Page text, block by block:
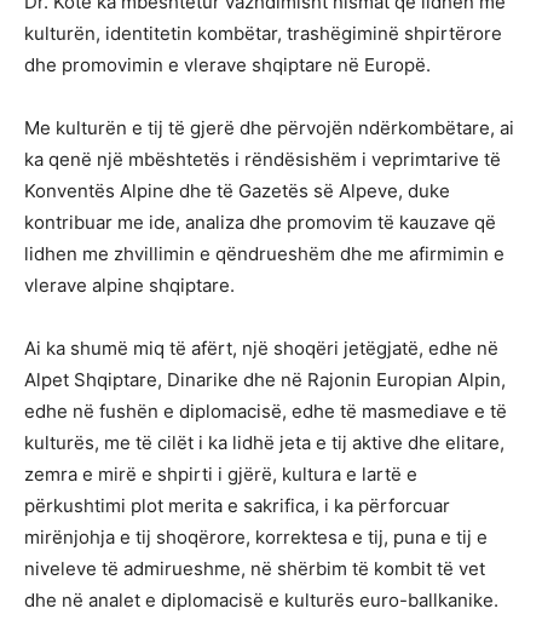
kulturën, identitetin kombëtar, trashëgiminë shpirtërore
dhe promovimin e vlerave shqiptare në Europë.
Me kulturën e tij të gjerë dhe përvojën ndërkombëtare, ai
ka qenë një mbështetës i rëndësishëm i veprimtarive të
Konventës Alpine dhe të Gazetës së Alpeve, duke
kontribuar me ide, analiza dhe promovim të kauzave që
lidhen me zhvillimin e qëndrueshëm dhe me afirmimin e
vlerave alpine shqiptare.
Ai ka shumë miq të afërt, një shoqëri jetëgjatë, edhe në
Alpet Shqiptare, Dinarike dhe në Rajonin Europian Alpin,
edhe në fushën e diplomacisë, edhe të masmediave e të
kulturës, me të cilët i ka lidhë jeta e tij aktive dhe elitare,
zemra e mirë e shpirti i gjërë, kultura e lartë e
përkushtimi plot merita e sakrifica, i ka përforcuar
mirënjohja e tij shoqërore, korrektesa e tij, puna e tij e
niveleve të admirueshme, në shërbim të kombit të vet
dhe në analet e diplomacisë e kulturës euro-ballkanike.